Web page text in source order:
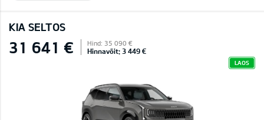
KIA SELTOS
31 641 € Hind: 35 090 €
Hinnavõit: 3 449 €
LAOS